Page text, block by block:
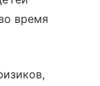
время